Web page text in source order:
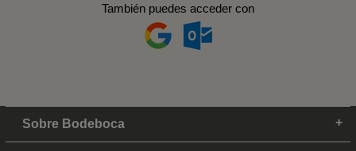
También puedes acceder con
Sobre Bodeboca